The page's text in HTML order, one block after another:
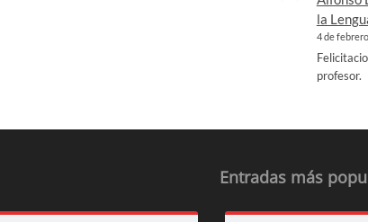
la
4 de
profesor.
Entradas más